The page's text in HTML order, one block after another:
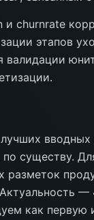
и churnrate
этапов
валидации
существу.
разметок
как первую